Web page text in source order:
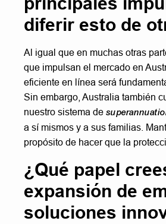
diferir esto de
Al igual que en muchas otras
que impulsan el mercado en
eficiente en línea será
Sin embargo, Australia también
nuestro sistema de
a sí mismos y a sus familias.
propósito de hacer que la
¿Qué papel
expansión de
soluciones